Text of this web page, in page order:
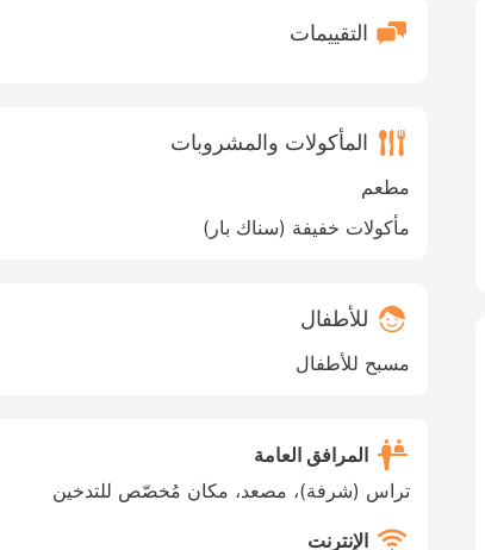
التقييمات
المأكولات والمشروبات
مطعم
مأكولات خفيفة (سناك بار)
للأطفال
مسبح للأطفال
المرافق العامة
تراس (شرفة)، مصعد، مكان مُخصّص للتدخين
الإنترنت